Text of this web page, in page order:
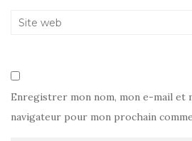
Enregistrer mon nom, mon e-mail et
navigateur pour mon prochain